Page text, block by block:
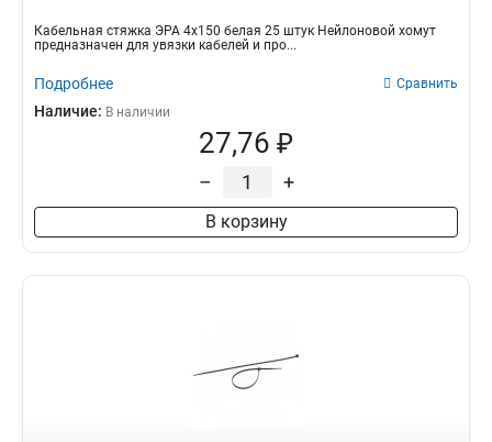
Кабельная стяжка ЭРА 4х150 белая 25 штук Нейлоновой хомут
предназначен для увязки кабелей и про...
Подробнее Сравнить
Наличие: В наличии
27,76 ₽
– +
В корзину